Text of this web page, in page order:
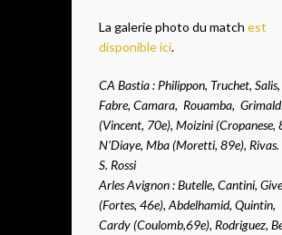
La galerie photo du match est
disponible ici.
CA Bastia : Philippon, Truchet, Salis,
Fabre, Camara, Rouamba,
(Vincent, 70e), Moizini (Cropanese,
N’Diaye, Mba (Moretti, 89e), Rivas.
S. Rossi
Arles Avignon : Butelle, Cantini,
(Fortes, 46e), Abdelhamid, Quintin,
Cardy (Coulomb,69e), Rodriguez,